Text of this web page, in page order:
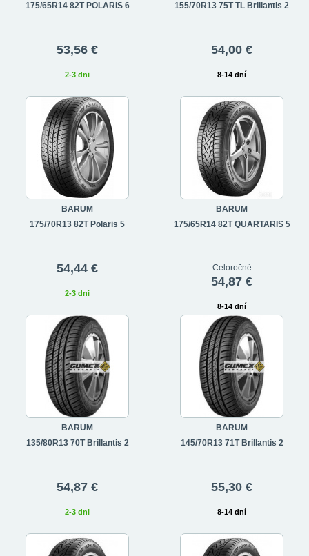
175/65R14 82T POLARIS 6
53,56 €
2-3 dni
155/70R13 75T TL Brillantis 2
54,00 €
8-14 dní
BARUM
175/70R13 82T Polaris 5
54,44 €
2-3 dni
BARUM
175/65R14 82T QUARTARIS 5
Celoročné
54,87 €
8-14 dní
BARUM
135/80R13 70T Brillantis 2
54,87 €
2-3 dni
BARUM
145/70R13 71T Brillantis 2
55,30 €
8-14 dní